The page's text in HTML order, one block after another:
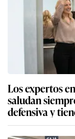
Los expertos
saludan
defensiva y